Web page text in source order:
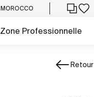
MOROCCO
Zone Professionnelle
Retour